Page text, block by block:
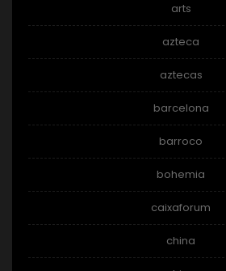
arts
azteca
aztecas
barcelona
barroco
bohemia
caixaforum
china